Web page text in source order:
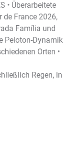
• Überarbeitete
de France 2026,
Família und
Peloton-Dynamik
Orten •
Regen, in